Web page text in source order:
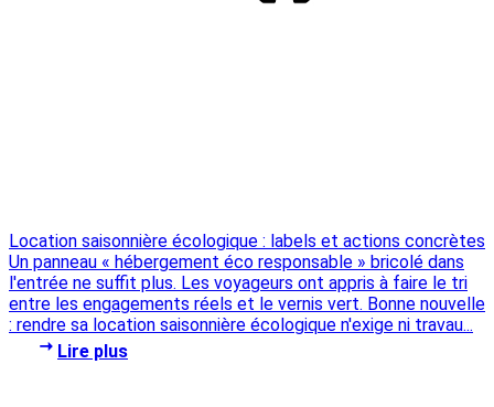
Location saisonnière écologique : labels et actions concrètes
Un panneau « hébergement éco responsable » bricolé dans
l'entrée ne suffit plus. Les voyageurs ont appris à faire le tri
entre les engagements réels et le vernis vert. Bonne nouvelle
: rendre sa location saisonnière écologique n'exige ni travau...
Lire plus